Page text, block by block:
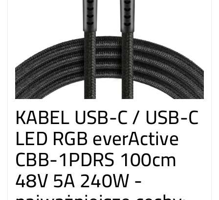
KABEL USB-C / USB-C
LED RGB everActive
CBB-1PDRS 100cm
48V 5A 240W -